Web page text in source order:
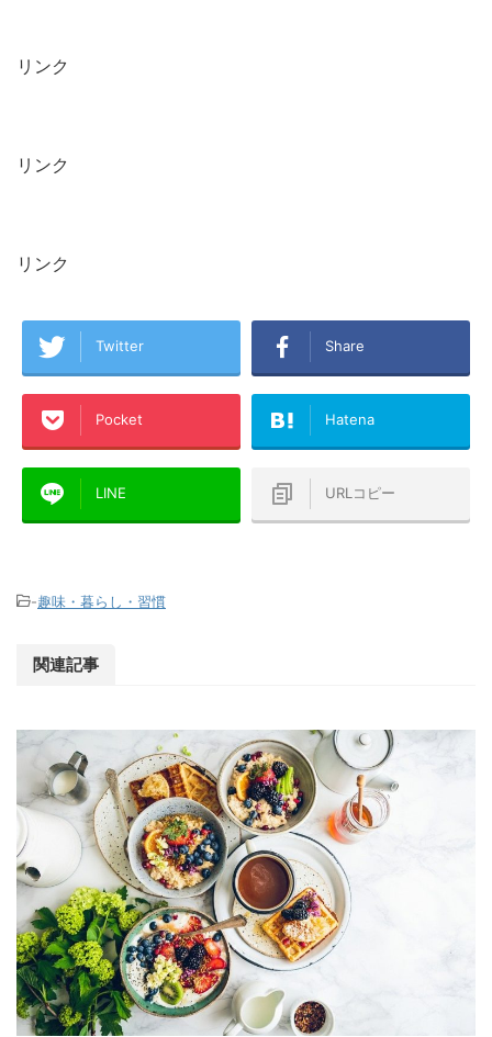
リンク
リンク
リンク
Twitter Share
Pocket Hatena
LINE URLコピー
-趣味・暮らし・習慣
関連記事